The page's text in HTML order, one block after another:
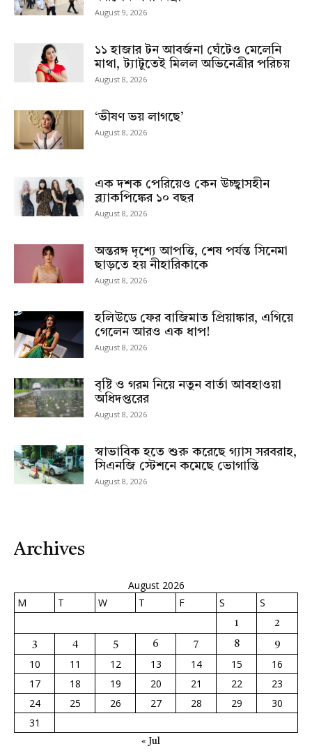
August 9, 2026
১১ হাজার টন আবর্জনা ঘেঁটেও মেলেনি
মাথা, ট্যাটুতেই মিলল অভিনেত্রীর পরিচয়
August 8, 2026
‘ভীষণ ভয় লাগছে’
August 8, 2026
এক দশক পেরিয়েও কেন উচ্ছ্বাসহীন
ব্ল্যাকপিঙ্কের ১০ বছর
August 8, 2026
অন্তরঙ্গ দৃশ্যে আপত্তি, শেষ পর্যন্ত সিনেমা
ছাড়তে হয় নীহারিকাকে
August 8, 2026
হলিউডে ফের বাজিমাত প্রিয়াঙ্কার, এগিয়ে
গেলেন আরও এক ধাপ!
August 8, 2026
বৃষ্টি ও গরম নিয়ে নতুন বার্তা আবহাওয়া
অধিদপ্তরের
August 8, 2026
স্বাভাবিক হতে শুরু করেছে গ্যাস সরবরাহ,
সিএনজি স্টেশনে কমেছে ভোগান্তি
August 8, 2026
Archives
August 2026
M
T W T F S S
1 2
3 4 5 6 7 8 9
10 11 12 13 14 15
16
17
18 19 20 21 22
23
24
25 26 27 28 29
30
31
« Jul